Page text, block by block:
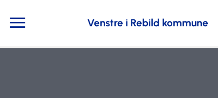
Venstre i Rebild kommune